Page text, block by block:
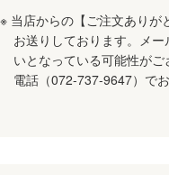
当店からの【ご注文ありが
お送りしております。メ
いとなっている可能性が
電話（072-737-9647）で